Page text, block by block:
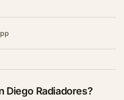
Diego Radiadores?